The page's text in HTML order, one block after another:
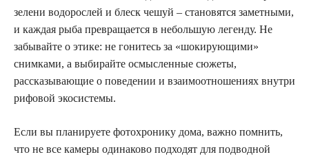
зелени водорослей и блеск чешуй – становятся заметными,
и каждая рыба превращается в небольшую легенду. Не
забывайте о этике: не гонитесь за «шокирующими»
снимками, а выбирайте осмысленные сюжеты,
рассказывающие о поведении и взаимоотношениях внутри
рифовой экосистемы.
Если вы планируете фотохронику дома, важно помнить,
что не все камеры одинаково подходят для подводной